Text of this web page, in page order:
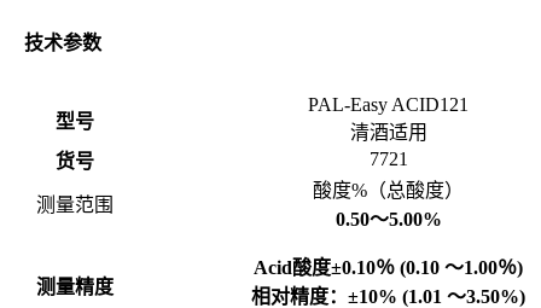
技术参数
型号
PAL-Easy ACID121
清酒适用
货号
7721
测量范围
酸度% （总酸度）
0.50～5.00%
测量精度
Acid酸度±0.10％ (0.10 ～1.00％)
相对精度：±10% (1.01 ～3.50%)